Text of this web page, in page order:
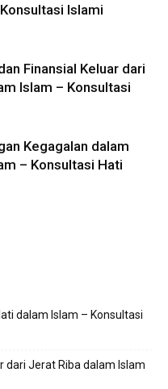
Islami
Finansial Keluar dari
Islam – Konsultasi
Kegagalan dalam
– Konsultasi Hati
dalam Islam – Konsultasi
dari Jerat Riba dalam Islam